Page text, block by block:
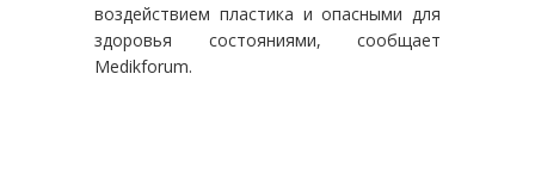
воздействием пластика и опасными для
здоровья состояниями, сообщает
Medikforum.